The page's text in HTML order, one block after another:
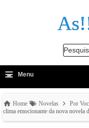
-
≡ Menu
Home Novelas Por
clima emocionante da nova novela